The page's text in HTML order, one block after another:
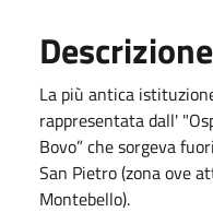
Descrizione
La più antica
rappresentata dall'
Bovo” che sorgeva
San Pietro (zona ove
Montebello).